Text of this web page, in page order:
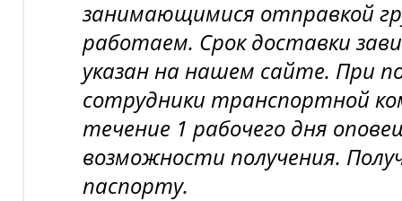
занимающимися отправкой
работаем. Срок доставки
указан на нашем сайте. При
сотрудники транспортной
течение 1 рабочего дня
возможности получения.
паспорту.